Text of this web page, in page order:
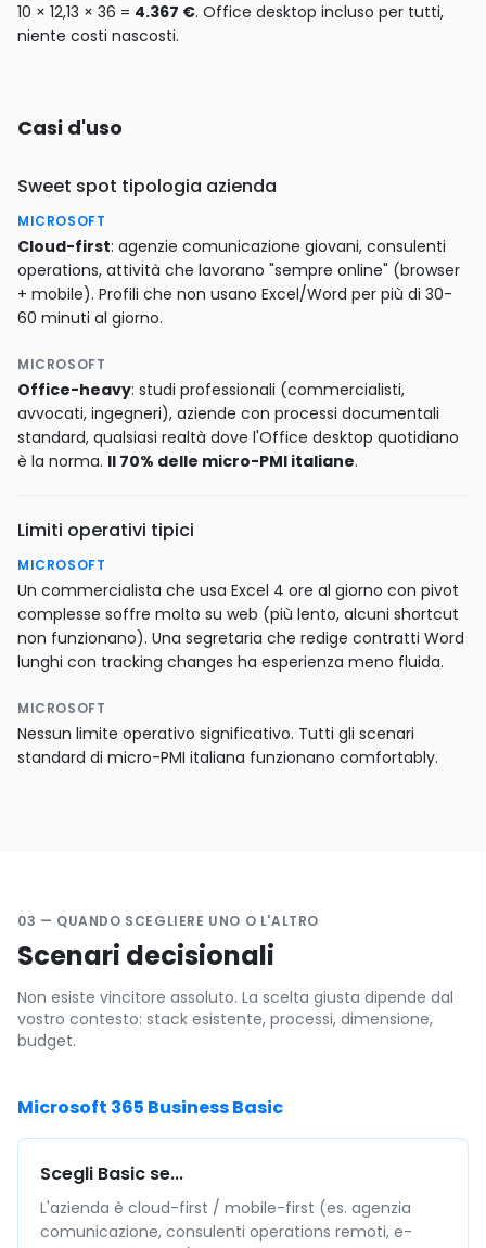
10 × 12,13 × 36 = 4.367 €. Office desktop incluso per tutti,
niente costi nascosti.
Casi d'uso
Sweet spot tipologia azienda
MICROSOFT
Cloud-first: agenzie comunicazione giovani, consulenti
operations, attività che lavorano "sempre online" (browser
+ mobile). Profili che non usano Excel/Word per più di 30-
60 minuti al giorno.
MICROSOFT
Office-heavy: studi professionali (commercialisti,
avvocati, ingegneri), aziende con processi documentali
standard, qualsiasi realtà dove l'Office desktop quotidiano
è la norma. Il 70% delle micro-PMI italiane.
Limiti operativi tipici
MICROSOFT
Un commercialista che usa Excel 4 ore al giorno con pivot
complesse soffre molto su web (più lento, alcuni shortcut
non funzionano). Una segretaria che redige contratti Word
lunghi con tracking changes ha esperienza meno fluida.
MICROSOFT
Nessun limite operativo significativo. Tutti gli scenari
standard di micro-PMI italiana funzionano comfortably.
03 — QUANDO SCEGLIERE UNO O L'ALTRO
Scenari decisionali
Non esiste vincitore assoluto. La scelta giusta dipende dal
vostro contesto: stack esistente, processi, dimensione,
budget.
Microsoft 365 Business Basic
Scegli Basic se...
L'azienda è cloud-first / mobile-first (es. agenzia
comunicazione, consulenti operations remoti, e-